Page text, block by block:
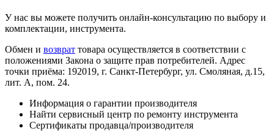
У нас вы можете получить онлайн-консультацию по выбору и
комплектации, инструмента.
Обмен и возврат товара осуществляется в соответствии с
положениями Закона о защите прав потребителей. Адрес
точки приёма: 192019, г. Санкт-Петербург, ул. Смоляная, д.15,
лит. А, пом. 24.
Информация о гарантии производителя
Найти сервисный центр по ремонту инструмента
Сертификаты продавца/производителя